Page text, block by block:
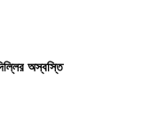
অস্বস্তি